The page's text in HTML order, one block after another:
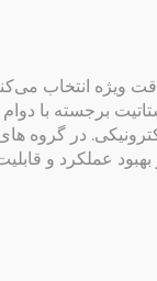
ویژه انتخاب
برجسته با دوام
در گروه
عملکرد و